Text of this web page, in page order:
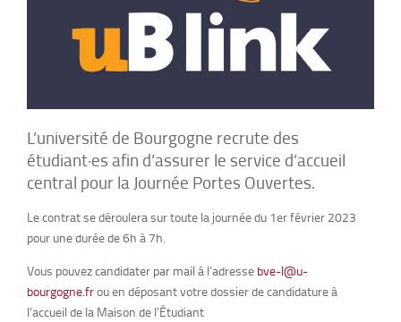
L’université de Bourgogne recrute des
étudiant·es afin d’assurer le service d’accueil
central pour la Journée Portes Ouvertes.
Le contrat se déroulera sur toute la journée du 1er février 2023
pour une durée de 6h à 7h.
Vous pouvez candidater par mail à l’adresse bve-l@u-
bourgogne.frou en déposant votre dossier de candidature à
l’accueil de la Maison de l’Étudiant